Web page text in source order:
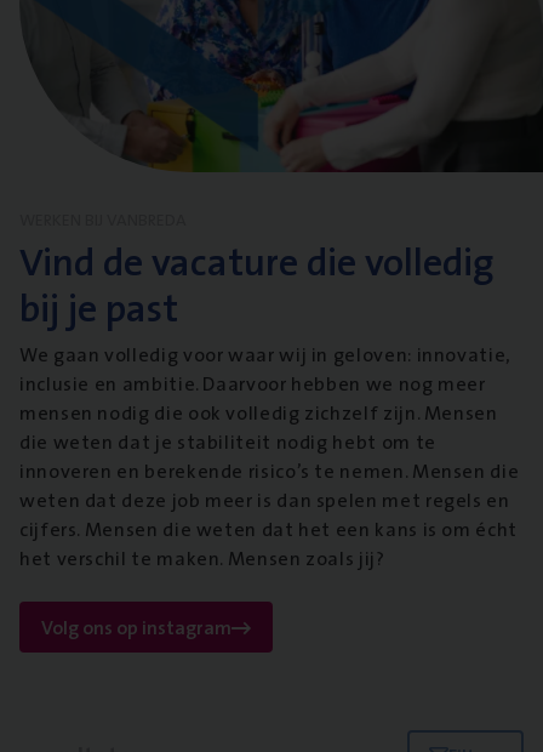
Vind de vacature die volledig
bij je past
We gaan volledig voor waar wij in geloven: innovatie,
inclusie en ambitie. Daarvoor hebben we nog meer
mensen nodig die ook volledig zichzelf zijn. Mensen
die weten dat je stabiliteit nodig hebt om te
innoveren en berekende risico’s te nemen. Mensen die
weten dat deze job meer is dan spelen met regels en
cijfers. Mensen die weten dat het een kans is om écht
het verschil te maken. Mensen zoals jij?
Volg ons op instagram